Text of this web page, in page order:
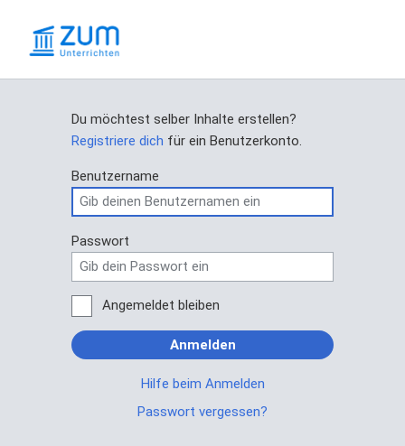
Du möchtest selber Inhalte erstellen?
Registriere dich für ein Benutzerkonto.
Benutzername
Passwort
Angemeldet bleiben
Anmelden
Hilfe beim Anmelden
Passwort vergessen?